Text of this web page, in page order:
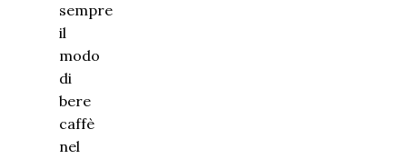
sempre
il
modo
di
bere
caffè
nel